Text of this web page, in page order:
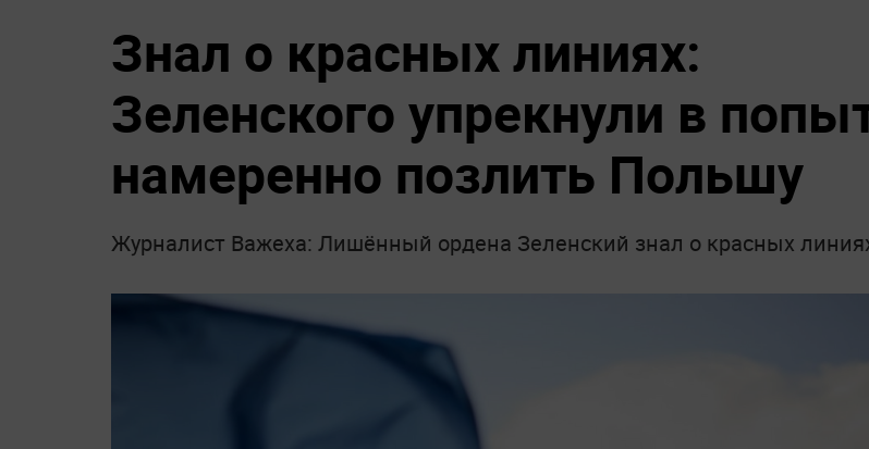
Знал о красных линиях:
Зеленского упрекнули в
намеренно позлить Польшу
Журналист Важеха: Лишённый ордена Зеленский знал о красных